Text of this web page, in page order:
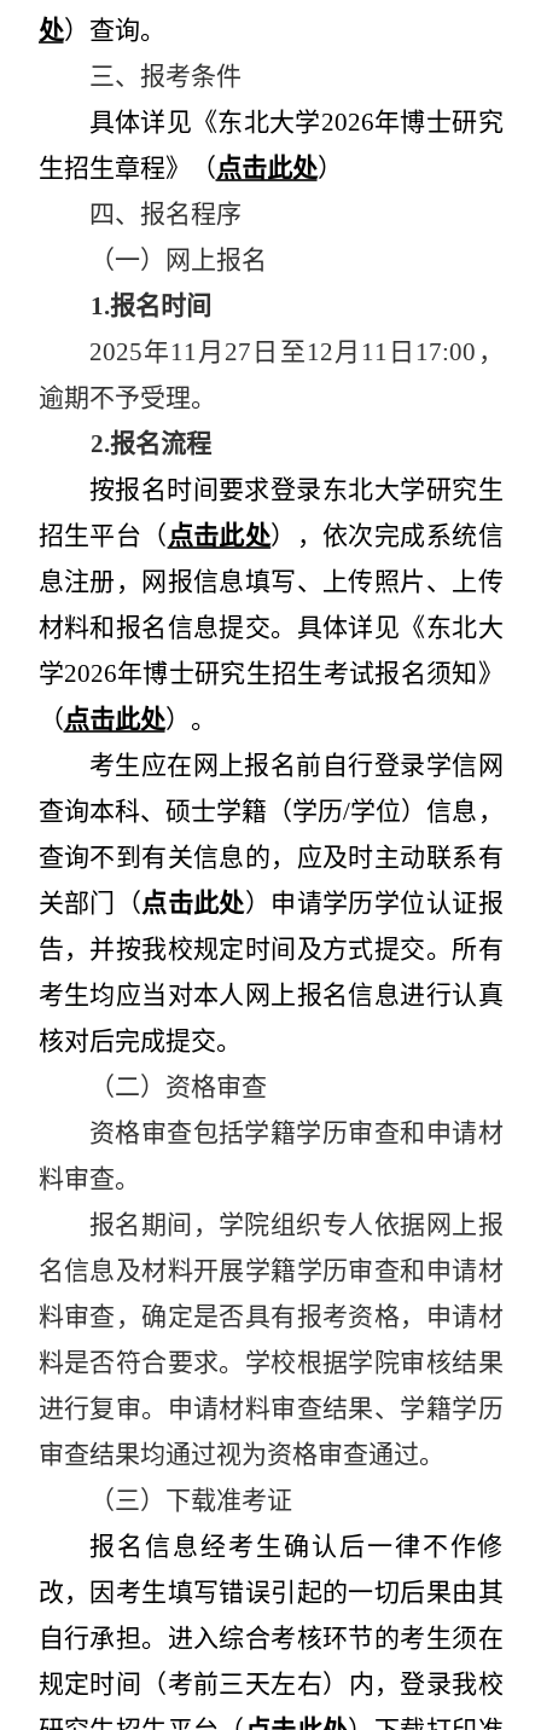
处）查询。
三、报考条件
具体详见《东北大学2026年博士研究
生招生章程》（点击此处）
四、报名程序
（一）网上报名
1.报名时间
2025年11 月 27 日至12月 11 日 17:00 ，
逾期不予受理。
2.报名流程
按报名时间要求登录东北大学研究生
招生平台（ 点击此处），依次完成系统信
息注册，网报信息填写、上传照片、上传
材料和报名信息提交。具体详见《东北大
学2026年博士研究生招生考试报名须知》
（点击此处）。
考生应在网上报名前自行登录学信网
查询本科、硕士学籍（学历/学位）信息，
查询不到有关信息的，应及时主动联系有
关部门（点击此处）申请学历学位认证报
告，并按我校规定时间及方式提交。所有
考生均应当对本人网上报名信息进行认真
核对后完成提交。
（二）资格审查
资格审查包括学籍学历审查和申请材
料审查。
报名期间，学院组织专人依据网上报
名信息及材料开展学籍学历审查和申请材
料审查，确定是否具有报考资格，申请材
料是否符合要求。学校根据学院审核结果
进行复审。申请材料审查结果、学籍学历
审查结果均通过视为资格审查通过。
（三）下载准考证
报名信息经考生确认后一律不作修
改，因考生填写错误引起的一切后果由其
自行承担。进入综合考核环节的考生须在
规定时间
（考前三天左右） 内 ，登录我校